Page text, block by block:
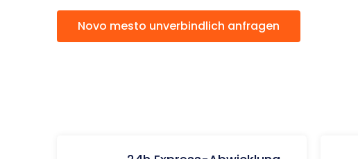
Novo mesto unverbindlich anfragen